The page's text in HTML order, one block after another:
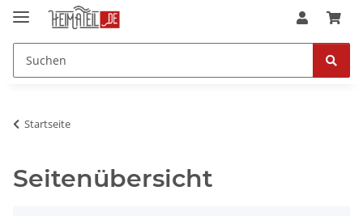
Startseite
Seitenübersicht